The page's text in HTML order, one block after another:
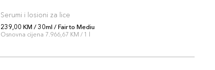
Serumi i losioni za lice
239,00 KM / 30ml / Fair to Mediu
Osnovna cijena 7.966,67 KM / 1 l